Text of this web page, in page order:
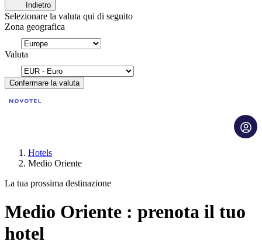
Indietro
Selezionare la valuta qui di seguito
Zona geografica
Valuta
Confermare la valuta
Hotels
Medio Oriente
La tua prossima destinazione
Medio Oriente : prenota il tuo
hotel